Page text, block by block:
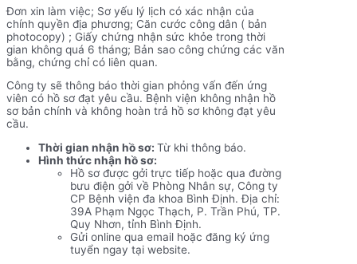
Đơn xin làm việc; Sơ yếu lý lịch có xác nhận của
chính quyền địa phương; Căn cước công dân ( bản
photocopy) ; Giấy chứng nhận sức khỏe trong thời
gian không quá 6 tháng; Bản sao công chứng các văn
bằng, chứng chỉ có liên quan.
Công ty sẽ thông báo thời gian phỏng vấn đến ứng
viên có hồ sơ đạt yêu cầu. Bệnh viện không nhận hồ
sơ bản chính và không hoàn trả hồ sơ không đạt yêu
cầu.
Thời gian nhận hồ sơ: Từ khi thông báo.
Hình thức nhận hồ sơ:
Hồ sơ được gởi trực tiếp hoặc qua đường
bưu điện gởi về Phòng Nhân sự, Công ty
CP Bệnh viện đa khoa Bình Định. Địa chỉ:
39A Phạm Ngọc Thạch, P. Trần Phú, TP.
Quy Nhơn, tỉnh Bình Định.
Gửi online qua email hoặc đăng ký ứng
tuyển ngay tại website.